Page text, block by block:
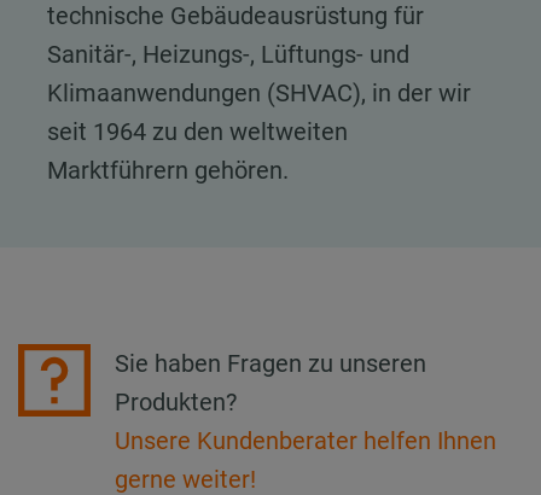
technische Gebäudeausrüstung für
Sanitär-, Heizungs-, Lüftungs- und
Klimaanwendungen (SHVAC), in der wir
seit 1964 zu den weltweiten
Marktführern gehören.
Sie haben Fragen zu unseren
Produkten?
Unsere Kundenberater helfen Ihnen
gerne weiter!